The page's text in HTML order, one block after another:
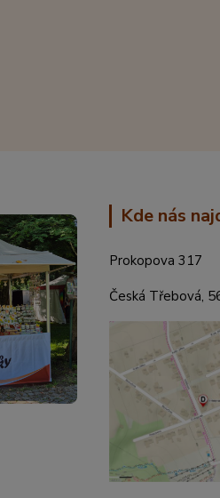
Kde nás
Prokopova 317
Česká Třebová,